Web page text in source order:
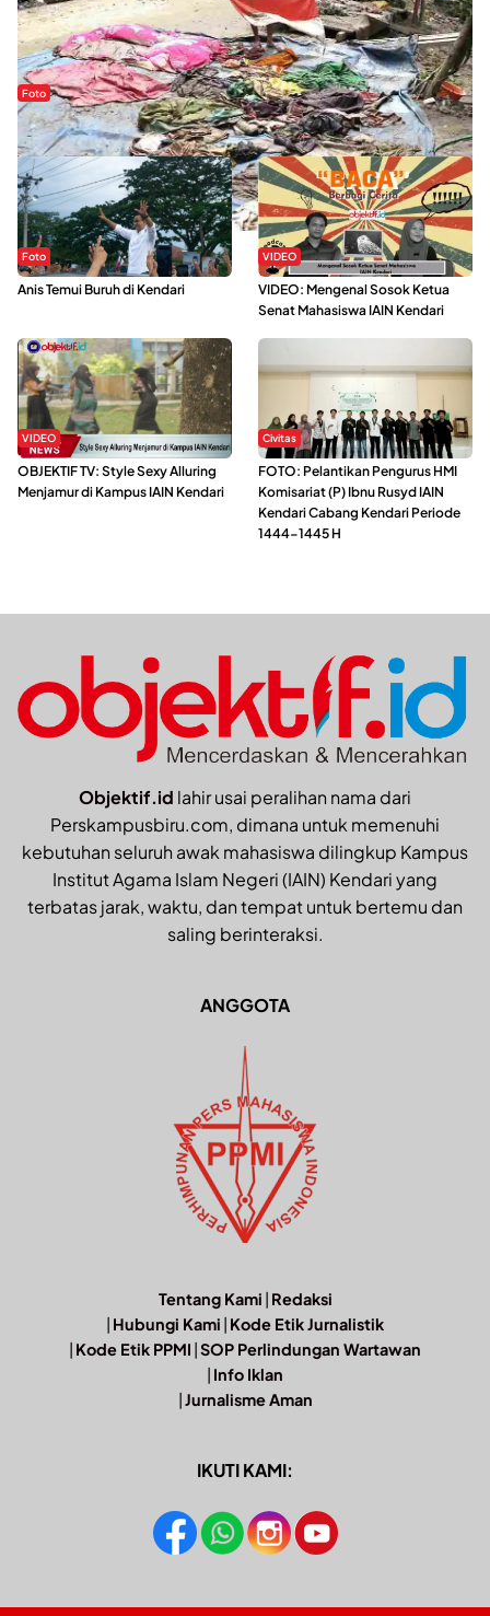
Foto
Sejak Banjir Bandang, Warga Butuhkan Air Bersih
Foto
Anis Temui Buruh di Kendari
VIDEO
VIDEO: Mengenal Sosok Ketua
Senat Mahasiswa IAIN Kendari
VIDEO
OBJEKTIF TV: Style Sexy Alluring
Menjamur di Kampus IAIN Kendari
Civitas
FOTO: Pelantikan Pengurus HMI
Komisariat (P) Ibnu Rusyd IAIN
Kendari Cabang Kendari Periode
1444-1445 H
Objektif.id lahir usai peralihan nama dari
Perskampusbiru.com, dimana untuk memenuhi
kebutuhan seluruh awak mahasiswa dilingkup Kampus
Institut Agama Islam Negeri (IAIN) Kendari yang
terbatas jarak, waktu, dan tempat untuk bertemu dan
saling berinteraksi.
ANGGOTA
Tentang Kami | Redaksi
| Hubungi Kami | Kode Etik Jurnalistik
| Kode Etik PPMI |SOP Perlindungan Wartawan
| Info Iklan
|Jurnalisme Aman
IKUTI KAMI: